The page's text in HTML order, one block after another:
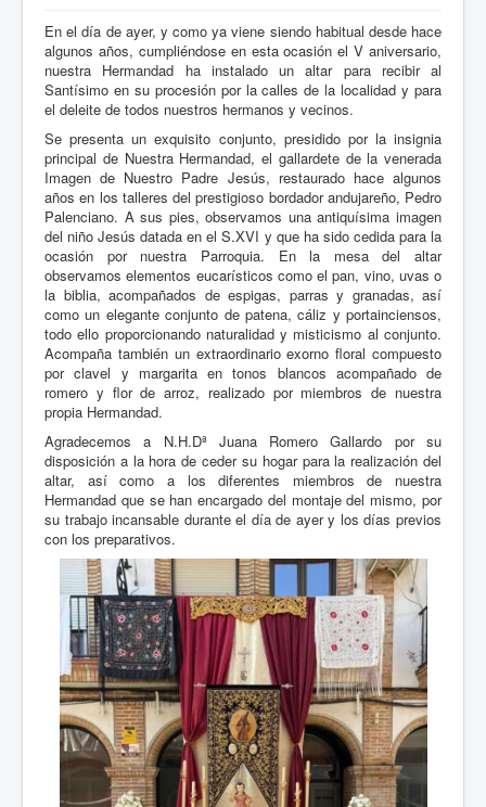
En el día de ayer, y como ya viene siendo habitual desde hace
algunos años, cumpliéndose en esta ocasión el V aniversario,
nuestra Hermandad ha instalado un altar para recibir al
Santísimo en su procesión por la calles de la localidad y para
el deleite de todos nuestros hermanos y vecinos.
Se presenta un exquisito conjunto, presidido por la insignia
principal de Nuestra Hermandad, el gallardete de la venerada
Imagen de Nuestro Padre Jesús, restaurado hace algunos
años en los talleres del prestigioso bordador andujareño, Pedro
Palenciano. A sus pies, observamos una antiquísima imagen
del niño Jesús datada en el S.XVI y que ha sido cedida para la
ocasión por nuestra Parroquia. En la mesa del altar
observamos elementos eucarísticos como el pan, vino, uvas o
la biblia, acompañados de espigas, parras y granadas, así
como un elegante conjunto de patena, cáliz y portainciensos,
todo ello proporcionando naturalidad y misticismo al conjunto.
Acompaña también un extraordinario exorno floral compuesto
por clavel y margarita en tonos blancos acompañado de
romero y flor de arroz, realizado por miembros de nuestra
propia Hermandad.
Agradecemos a N.H.Dª Juana Romero Gallardo por su
disposición a la hora de ceder su hogar para la realización del
altar, así como a los diferentes miembros de nuestra
Hermandad que se han encargado del montaje del mismo, por
su trabajo incansable durante el día de ayer y los días previos
con los preparativos.